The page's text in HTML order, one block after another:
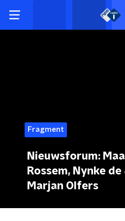
Fragment
Nieuwsforum:
Rossem, Nynke
Marjan Olfers